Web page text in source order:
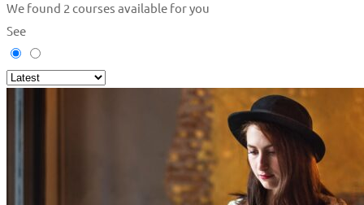
We found 2 courses available for you
See